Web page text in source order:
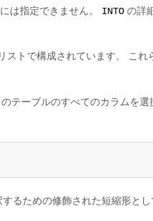
は指定できません。
INTO の詳
トで構成されています。 こ
テーブルのすべてのカラムを
るための修飾された短縮形とし